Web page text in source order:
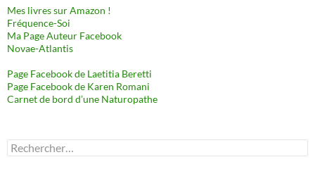
Mes livres sur Amazon !
Fréquence-Soi
Ma Page Auteur Facebook
Novae-Atlantis
Page Facebook de Laetitia Beretti
Page Facebook de Karen Romani
Carnet de bord d’une Naturopathe
Rechercher :